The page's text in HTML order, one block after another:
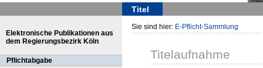
Titel
Elektronische Publikationen aus
dem Regierungsbezirk Köln
Pflichtabgabe
Sie sind hier: E-Pflicht-Sammlung
Titelaufnahme